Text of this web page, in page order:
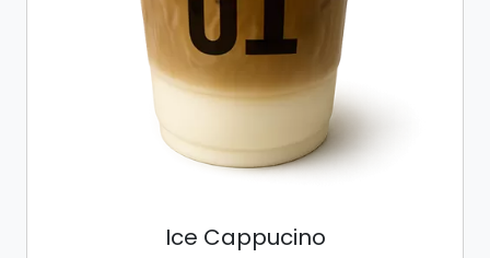
Ice Cappucino